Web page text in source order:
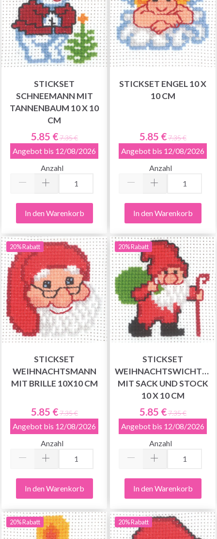
STICKSET
SCHNEEMANN MIT
TANNENBAUM 10 X 10
CM
5.85 €7.35 €
Angebot bis 12/08/2026
Anzahl
In den Warenkorb
STICKSET ENGEL 10 X
10 CM
5.85 €7.35 €
Angebot bis 12/08/2026
Anzahl
In den Warenkorb
20% Rabatt
STICKSET
WEIHNACHTSMANN
MIT BRILLE 10X10 CM
5.85 €7.35 €
Angebot bis 12/08/2026
Anzahl
In den Warenkorb
20% Rabatt
STICKSET
WEIHNACHTSWICHTEL
MIT SACK UND STOCK
10 X 10 CM
5.85 €7.35 €
Angebot bis 12/08/2026
Anzahl
In den Warenkorb
20% Rabatt 20% Rabatt